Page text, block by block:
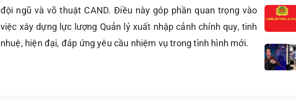
đội ngũ và võ thuật CAND. Điều này góp phần quan trọng vào
việc xây dựng lực lượng Quản lý xuất nhập cảnh chính quy, tinh
nhuệ, hiện đại, đáp ứng yêu cầu nhiệm vụ trong tình hình mới.